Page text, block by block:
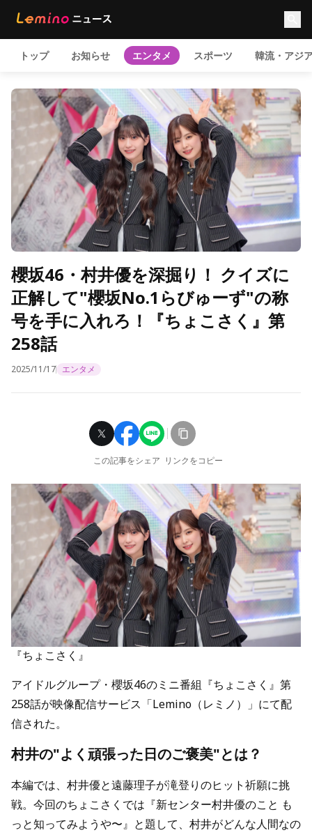
トップ お知らせ エンタメ スポーツ 韓流・アジ
櫻坂46・村井優を深掘り！ クイズに
正解して"櫻坂No.1らびゅーず"の称
号を手に入れろ！『ちょこさく』第
258話
2025/11/17 エンタメ
この記事をシェア リンクをコピー
『ちょこさく』
アイドルグループ・櫻坂46のミニ番組『ちょこさく』第
258話が映像配信サービス「Lemino（レミノ）」にて配
信された。
村井の"よく頑張った日のご褒美"とは？
本編では、村井優と遠藤理子が滝登りのヒット祈願に挑
戦。今回のちょこさくでは『新センター村井優のこと も
っと知ってみようや〜』と題して、村井がどんな人間なの